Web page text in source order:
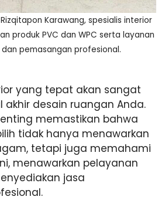
Karawang, spesialis interior
produk PVC dan WPC serta layanan
pemasangan profesional.
yang tepat akan sangat
akhir desain ruangan Anda.
memastikan bahwa
tidak hanya menawarkan
tetapi juga memahami
menawarkan pelayanan
jasa